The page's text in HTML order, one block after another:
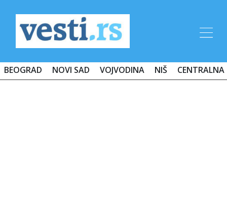
BEOGRAD NOVI SAD VOJVODINA NIŠ CENTRALNA